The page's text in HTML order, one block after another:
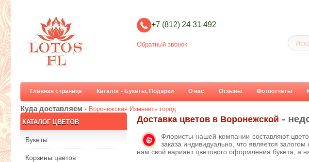
+7 (812) 24 31 492
Обратный звонок
Главная страница Каталог - Букеты, Подарки О нас Отзывы Фотоотчеты
Куда доставляем - Воронежская Изменить город
КАТАЛОГ ЦВЕТОВ
Букеты
Корзины цветов
Доставка цветов в Воронежской -
Флористы нашей компании составляют
заказа индивидуально, что является
нам свой вариант цветового оформления букета, а